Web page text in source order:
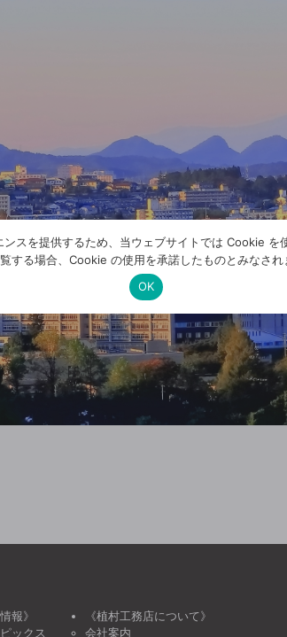
報》
ックス
《植村工務店について》
会社案内
ンスを提供するため、当ウェブサイトでは Cookie を
する場合、Cookie の使用を承諾したものとみなされ
OK